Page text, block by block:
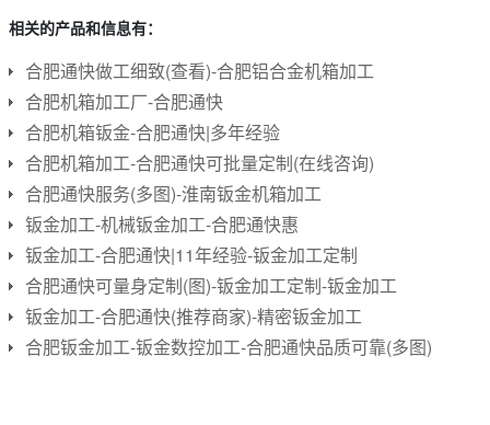
相关的产品和信息有：
合肥通快做工细致(查看)-合肥铝合金机箱加工
合肥机箱加工厂-合肥通快
合肥机箱钣金-合肥通快|多年经验
合肥机箱加工-合肥通快可批量定制(在线咨询)
合肥通快服务(多图)-淮南钣金机箱加工
钣金加工-机械钣金加工-合肥通快惠
钣金加工-合肥通快|11年经验-钣金加工定制
合肥通快可量身定制(图)-钣金加工定制-钣金加工
钣金加工-合肥通快(推荐商家)-精密钣金加工
合肥钣金加工-钣金数控加工-合肥通快品质可靠(多图)